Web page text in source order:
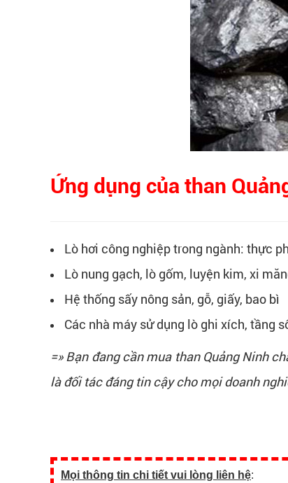
Ứng dụng của than
Lò hơi công nghiệp trong ngành: thực
Lò nung gạch, lò gốm, luyện kim, xi
Hệ thống sấy nông sản, gỗ, giấy, bao bì
Các nhà máy sử dụng lò ghi xích, tầng
=» Bạn đang cần mua than Quảng Ninh
là đối tác đáng tin cậy cho mọi doanh
Mọi thông tin chi tiết vui lòng liên hệ: